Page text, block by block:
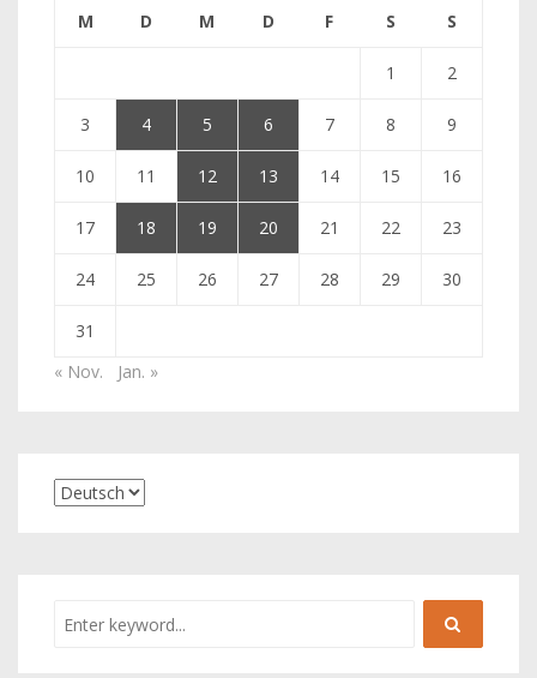
M D M D F S S
1 2
3 4 5 6 7 8 9
10 11 12 13 14 15 16
17 18 19 20 21 22 23
24 25 26 27 28 29 30
31
« Nov.
Jan. »